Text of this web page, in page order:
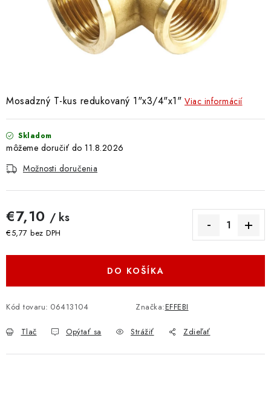
Doprava a Platba
Mosadzný T-kus redukovaný 1"x3/4"x1" Viac informácií
Skladom
11.8.2026
Možnosti doručenia
€7,10 / ks
€5,77 bez DPH
DO KOŠÍKA
Kód tovaru: 06413104 Značka:EFFEBI
Tlač Opýtať sa Strážiť Zdieľať